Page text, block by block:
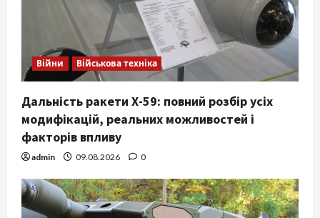
Війни Військова техніка
Дальність ракети Х-59: повний розбір усіх
модифікацій, реальних можливостей і
факторів впливу
admin 09.08.2026 0